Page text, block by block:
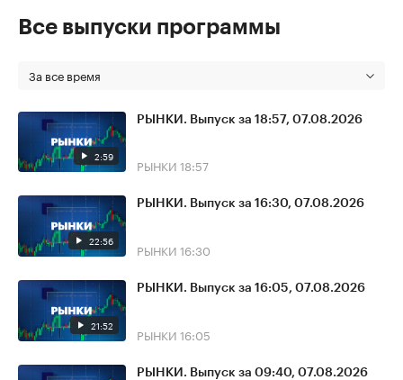
Все выпуски программы
За все время
2:59
РЫНКИ. Выпуск за 18:57, 07.08.2026
РЫНКИ 18:57
22:56
РЫНКИ. Выпуск за 16:30, 07.08.2026
РЫНКИ 16:30
21:52
РЫНКИ. Выпуск за 16:05, 07.08.2026
РЫНКИ 16:05
РЫНКИ. Выпуск за 09:40, 07.08.2026